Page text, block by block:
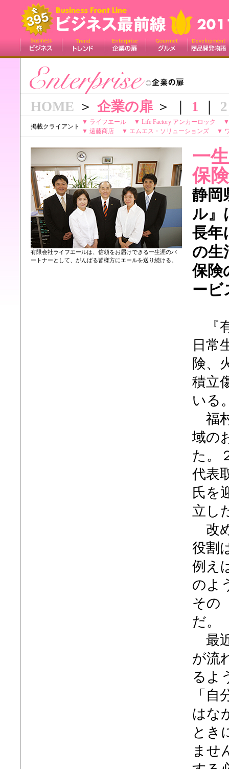
HOME ＞ 企業の扉 ＞ ｜ 1
掲載クライアント
▼ ライフエール ▼ Life Factory アンカーロック
▼
▼ 遠藤商店 ▼ エムエス・ソリューションズ ▼
有限会社ライフエールは、信頼をお届けできる一生涯のパ
ートナーとして、がんばる皆様方にエールを送り続ける。
一
保
静岡
ル』
長年
の生
保険
ービ
『
日常
険、
積立
いる
福
域の
た。
代表
氏を
立し
改
役割
例え
のよ
その
だ。
最
が流
るよ
「
はな
とき
ませ